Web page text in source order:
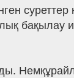
суреттер
бақылау